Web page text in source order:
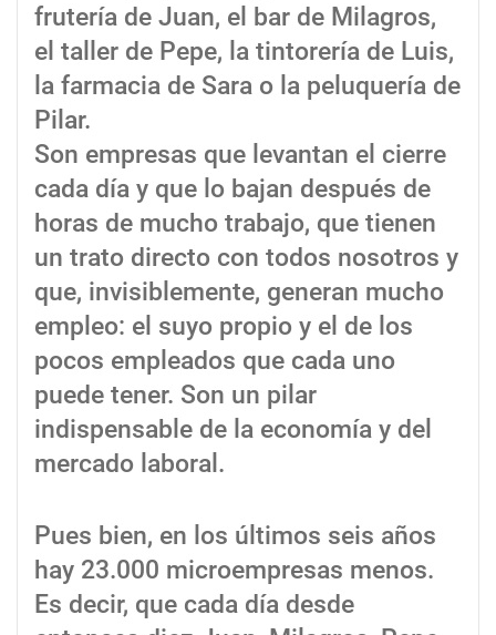
frutería de Juan, el bar de Milagros,
el taller de Pepe, la tintorería de Luis,
la farmacia de Sara o la peluquería de
Pilar.
Son empresas que levantan el cierre
cada día y que lo bajan después de
horas de mucho trabajo, que tienen
un trato directo con todos nosotros y
que, invisiblemente, generan mucho
empleo: el suyo propio y el de los
pocos empleados que cada uno
puede tener. Son un pilar
indispensable de la economía y del
mercado laboral.
Pues bien, en los últimos seis años
hay 23.000 microempresas menos.
Es decir, que cada día desde